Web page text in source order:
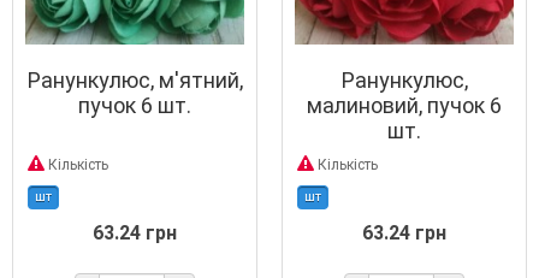
Ранункулюс, м'ятний,
пучок 6 шт.
Кількість
шт
63.24 грн
Ранункулюс,
малиновий, пучок 6
шт.
Кількість
шт
63.24 грн